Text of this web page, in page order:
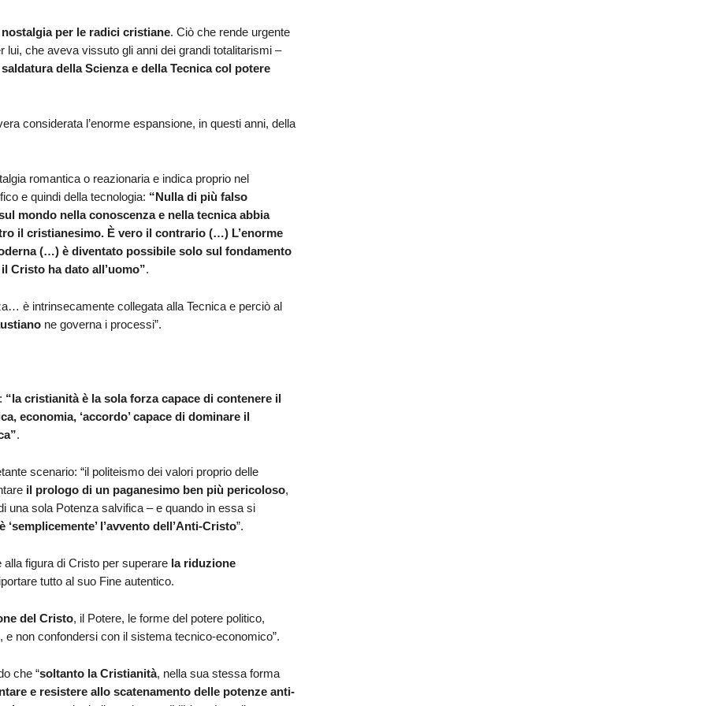
per le radici cristiane. Ciò che rende urgente
che aveva vissuto gli anni dei grandi totalitarismi –
della Scienza e della Tecnica col potere
considerata l’enorme espansione, in questi anni, della
romantica o reazionaria e indica proprio nel
e quindi della tecnologia: “Nulla di più falso
mondo nella conoscenza e nella tecnica abbia
il cristianesimo. È vero il contrario (…) L’enorme
(…) è diventato possibile solo sul fondamento
Cristo ha dato all’uomo”.
è intrinsecamente collegata alla Tecnica e perciò al
ne governa i processi”.
“la cristianità è la sola forza capace di contenere il
economia, ‘accordo’ capace di dominare il
.
scenario: “il politeismo dei valori proprio delle
il prologo di un paganesimo ben più pericoloso,
una sola Potenza salvifica – e quando in essa si
‘semplicemente’ l’avvento dell’Anti-Cristo”.
figura di Cristo per superare la riduzione
tutto al suo Fine autentico.
del Cristo, il Potere, le forme del potere politico,
non confondersi con il sistema tecnico-economico”.
che “soltanto la Cristianità, nella sua stessa forma
e resistere allo scatenamento delle potenze anti-